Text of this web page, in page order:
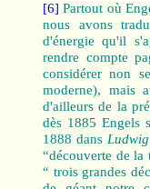
[6] Partout où
nous avons
d'énergie qu'il
rendre compte
considérer non
moderne), mais
d'ailleurs de la
dès 1885 Engels
1888 dans
“découverte de la
“ trois grandes